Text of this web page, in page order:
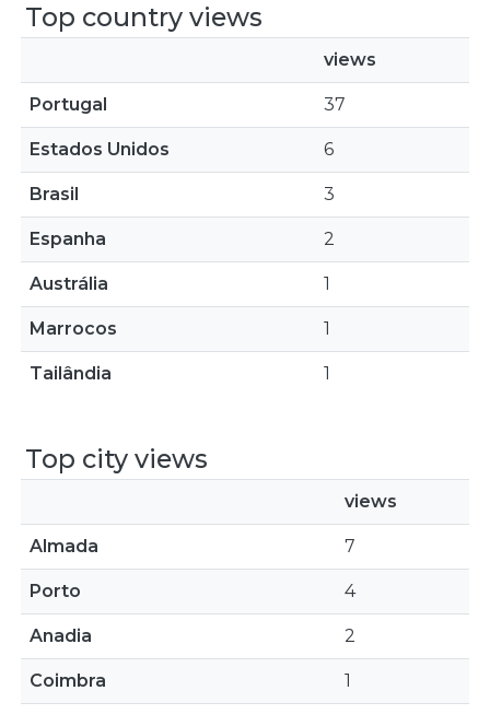
Top country views
views
Portugal 37
Estados Unidos 6
Brasil 3
Espanha 2
Austrália 1
Marrocos 1
Tailândia 1
Top city views
views
Almada 7
Porto 4
Anadia 2
Coimbra 1